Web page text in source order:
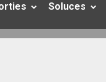
Soluces